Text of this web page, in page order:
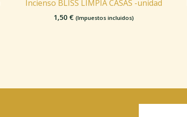
Incienso BLISS LIMPIA CASAS -unidad
1,50 € (Impuestos incluidos)